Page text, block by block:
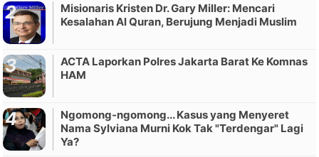
Misionaris Kristen Dr. Gary Miller: Mencari
Kesalahan Al Quran, Berujung Menjadi Muslim
ACTA Laporkan Polres Jakarta Barat Ke Komnas
HAM
Ngomong-ngomong... Kasus yang Menyeret
Nama Sylviana Murni Kok Tak "Terdengar" Lagi
Ya?